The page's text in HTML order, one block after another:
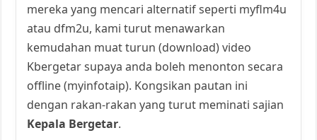
mereka yang mencari alternatif seperti myflm4u
atau dfm2u, kami turut menawarkan
kemudahan muat turun (download) video
Kbergetar supaya anda boleh menonton secara
offline (myinfotaip). Kongsikan pautan ini
dengan rakan-rakan yang turut meminati sajian
Kepala Bergetar.